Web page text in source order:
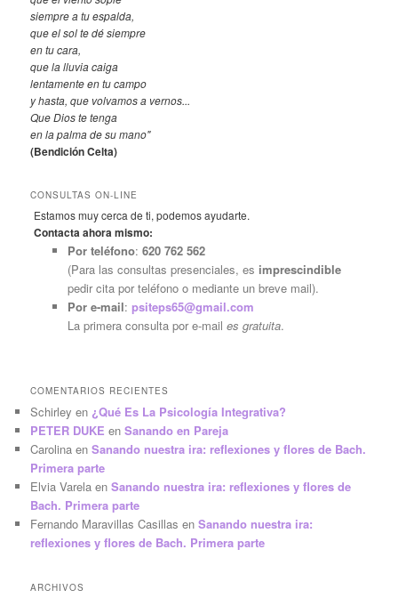
siempre a tu espalda,
que el sol te dé siempre
en tu cara,
que la lluvia caiga
lentamente en tu campo
y hasta, que volvamos a vernos...
Que Dios te tenga
en la palma de su mano"
(Bendición Celta)
CONSULTAS ON-LINE
Estamos muy cerca de ti, podemos ayudarte.
Contacta ahora mismo:
Por teléfono: 620 762 562
(Para las consultas presenciales, es imprescindible
pedir cita por teléfono o mediante un breve mail).
Por e-mail: psiteps65@gmail.com
La primera consulta por e-mail es gratuita.
COMENTARIOS RECIENTES
Schirley en ¿Qué Es La Psicología Integrativa?
PETER DUKE enSanando en Pareja
Carolina enSanando nuestra ira: reflexiones y flores de Bach.
Primera parte
Elvia Varela enSanando nuestra ira: reflexiones y flores de
Bach. Primera parte
Fernando Maravillas Casillas enSanando nuestra ira:
reflexiones y flores de Bach. Primera parte
ARCHIVOS